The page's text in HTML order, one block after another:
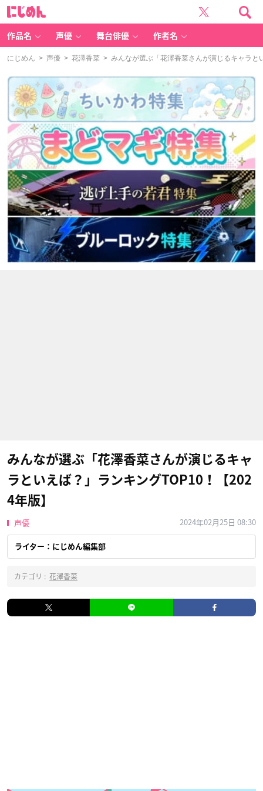
作品名 声優 舞台俳優 作者名
にじめん > 声優 > 花澤香菜 > みんなが選ぶ「花澤香菜さんが演じるキャラ
みんなが選ぶ「花澤香菜さんが演じるキャ
ラといえば？」ランキングTOP10！【202
4年版】
声優 2024年02月25日 08:30
ライター：にじめん編集部
カテゴリ : 花澤香菜